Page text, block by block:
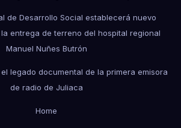
de Desarrollo Social establecerá nuevo
entrega de terreno del hospital regional
Manuel Nuñes Butrón
legado documental de la primera emisora
de radio de Juliaca
Home